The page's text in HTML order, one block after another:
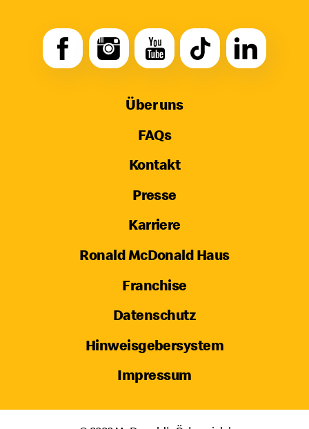
Über uns
FAQs
Kontakt
Presse
Karriere
Ronald McDonald Haus
Franchise
Datenschutz
Hinweisgebersystem
Impressum